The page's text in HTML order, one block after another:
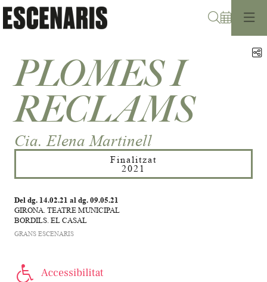
PLOMES I
RECLAMS
Cia. Elena Martinell
Finalitzat
2021
Del dg. 14.02.21 al dg. 09.05.21
GIRONA. TEATRE MUNICIPAL
BORDILS. EL CASAL
GRANS ESCENARIS